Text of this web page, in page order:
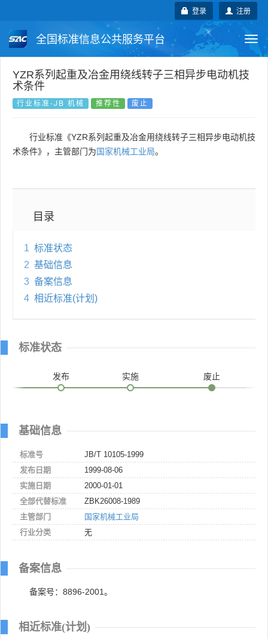
注册
登录
全国标准信息公共服务平台
国家标准 行业标准 地方标准
团体标准 企业标准
国外标准 技术委员会
YZR系列起重及冶金用绕线转子三相异步电动机技
术条件
行业标准-JB 机械 推荐性 废止
行业标准《YZR系列起重及冶金用绕线转子三相异步电动机技
术条件》，主管部门为国家机械工业局。
目录
1 标准状态
2 基础信息
3 备案信息
4 相近标准(计划)
标准状态
发布 实施 废止
基础信息
标准号
JB/T 10105-1999
发布日期
1999-08-06
实施日期
2000-01-01
全部代替标准
ZBK26008-1989
主管部门
国家机械工业局
行业分类
无
备案信息
备案号：8896-2001。
相近标准(计划)